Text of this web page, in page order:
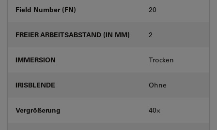
Field Number (FN) 20
FREIER ARBEITSABSTAND (IN MM) 2
IMMERSION Trocken
IRISBLENDE Ohne
Vergrößerung 40⨉